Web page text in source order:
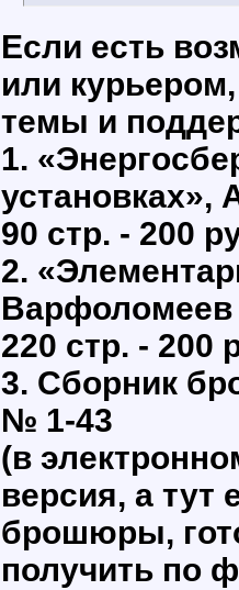
Если есть
или
темы и
1.
установках»,
90 стр. - 200
2.
220 стр. - 200
3. Сборник
№ 1-43
(в
версия, а тут
брошюры,
получить по